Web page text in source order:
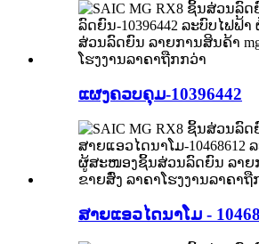
ແຜງຄວບຄຸມ-10396442
ສາຍແອວໄດນາໂມ -